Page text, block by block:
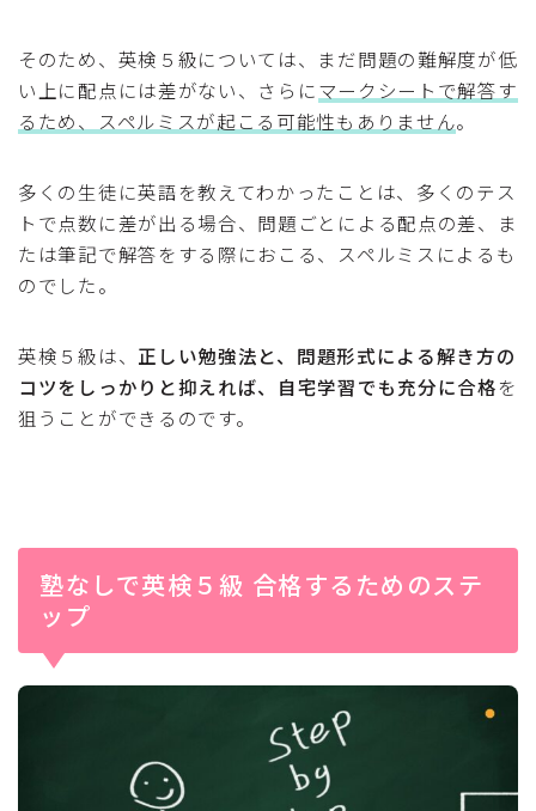
そのため、英検５級については、まだ問題の難解度が低
い上に配点には差がない、さらにマークシートで解答す
るため、スペルミスが起こる可能性もありません。
多くの生徒に英語を教えてわかったことは、多くのテス
トで点数に差が出る場合、問題ごとによる配点の差、ま
たは筆記で解答をする際におこる、スペルミスによるも
のでした。
英検５級は、 正しい勉強法と、問題形式による解き方の
コツをしっかりと抑えれば、自宅学習でも充分に合格を
狙うことができるのです。
塾なしで英検５級 合格するためのステ
ップ